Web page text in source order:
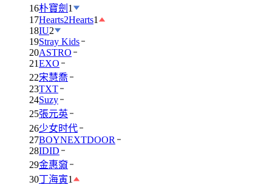
16朴寶劍 1
17Hearts2Hearts1
18IU2
19Stray Kids
20ASTRO
21EXO
22宋慧喬
23TXT
24Suzy
25張元英
26少女时代
27BOYNEXTDOOR
28IDID
29金惠奫
30丁海寅1